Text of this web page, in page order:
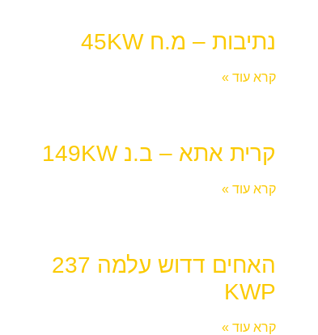
נתיבות – מ.ח 45KW
קרא עוד »
קרית אתא – ב.נ 149KW
קרא עוד »
האחים דדוש עלמה 237
KWP
קרא עוד »